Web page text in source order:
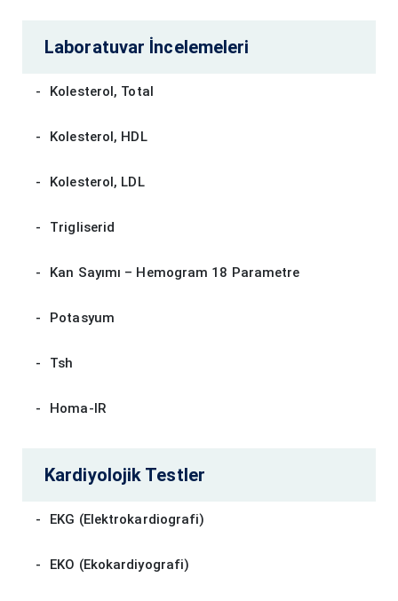
Laboratuvar İncelemeleri
Kolesterol, Total
Kolesterol, HDL
Kolesterol, LDL
Trigliserid
Kan Sayımı – Hemogram 18 Parametre
Potasyum
Tsh
Homa-IR
Kardiyolojik Testler
EKG (Elektrokardiografi)
EKO (Ekokardiyografi)